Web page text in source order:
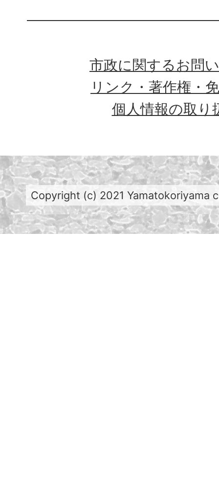
市政に関するお問
リンク・著作権・
個人情報の取り
Copyright (c) 2021 Yamatokoriyama